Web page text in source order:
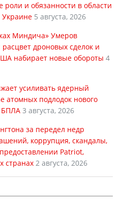
и обязанности в области
Украине 5 августа, 2026
Миндича» Умеров
дроновых сделок и
набирает новые обороты 4
усиливать ядерный
атомных подлодок нового
БПЛА 3 августа, 2026
за передел недр
коррупция, скандалы,
Patriot,
странах 2 августа, 2026